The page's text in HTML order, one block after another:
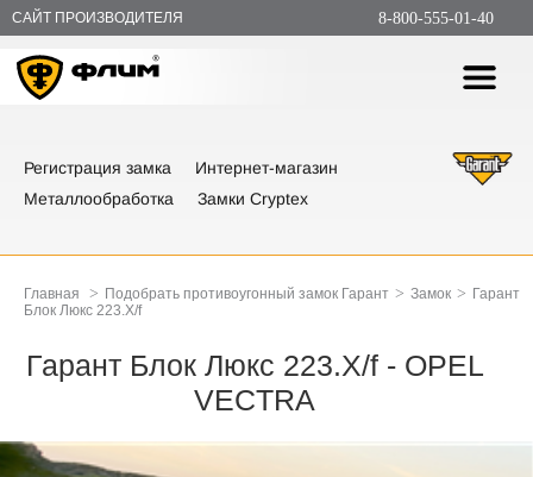
САЙТ ПРОИЗВОДИТЕЛЯ 8-800-555-01-40
Регистрация замка
Интернет-магазин
Металлообработка
Замки Cryptex
Главная > Подобрать противоугонный замок Гарант > Замок > Гарант
Блок Люкс 223.X/f
Гарант Блок Люкс 223.X/f - OPEL
VECTRA